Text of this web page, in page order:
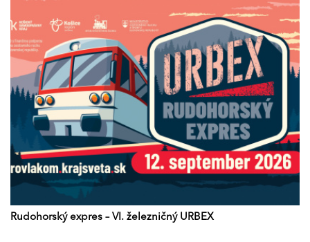
Rudohorský expres – VI. železničný URBEX